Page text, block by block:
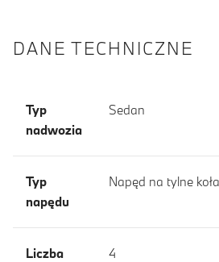
DANE TECHNICZNE
Typ
nadwozia
Sedan
Typ
napędu
Napęd na tylne koła
Liczba
4